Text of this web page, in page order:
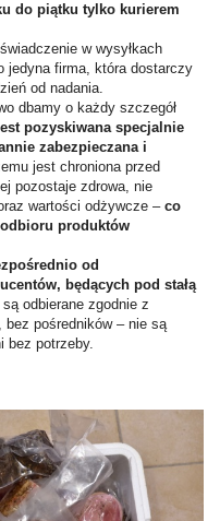
do piątku tylko kurierem
w wysyłkach
jedyna firma, która dostarczy
od nadania.
dbamy o każdy szczegół
pozyskiwana specjalnie
zabezpieczana i
jest chroniona przed
pozostaje zdrowa, nie
wartości odżywcze – co
produktów
od
będących pod stałą
odbierane zgodnie z
pośredników – nie są
bez potrzeby.